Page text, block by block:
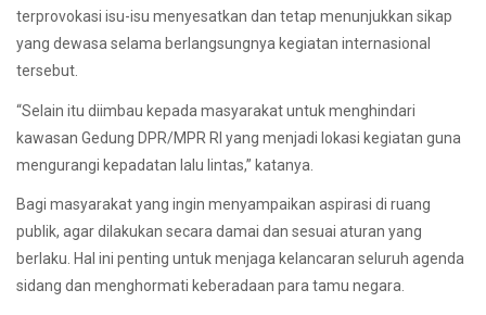
terprovokasi isu-isu menyesatkan dan tetap menunjukkan sikap
yang dewasa selama berlangsungnya kegiatan internasional
tersebut.
“Selain itu diimbau kepada masyarakat untuk menghindari
kawasan Gedung DPR/MPR RI yang menjadi lokasi kegiatan guna
mengurangi kepadatan lalu lintas,” katanya.
Bagi masyarakat yang ingin menyampaikan aspirasi di ruang
publik, agar dilakukan secara damai dan sesuai aturan yang
berlaku. Hal ini penting untuk menjaga kelancaran seluruh agenda
sidang dan menghormati keberadaan para tamu negara.